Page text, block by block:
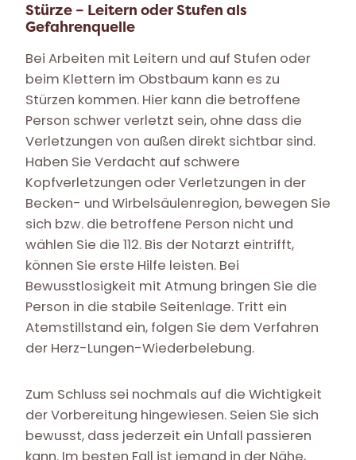
Stürze – Leitern oder Stufen als
Gefahrenquelle
Bei Arbeiten mit Leitern und auf Stufen oder
beim Klettern im Obstbaum kann es zu
Stürzen kommen. Hier kann die betroffene
Person schwer verletzt sein, ohne dass die
Verletzungen von außen direkt sichtbar sind.
Haben Sie Verdacht auf schwere
Kopfverletzungen oder Verletzungen in der
Becken- und Wirbelsäulenregion, bewegen Sie
sich bzw. die betroffene Person nicht und
wählen Sie die 112. Bis der Notarzt eintrifft,
können Sie erste Hilfe leisten. Bei
Bewusstlosigkeit mit Atmung bringen Sie die
Person in die stabile Seitenlage. Tritt ein
Atemstillstand ein, folgen Sie dem Verfahren
der Herz-Lungen-Wiederbelebung.
Zum Schluss sei nochmals auf die Wichtigkeit
der Vorbereitung hingewiesen. Seien Sie sich
bewusst, dass jederzeit ein Unfall passieren